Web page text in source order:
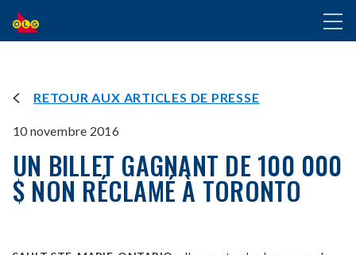
ALLER
AU
CONTENU
RETOUR AUX ARTICLES DE PRESSE
10 novembre 2016
UN BILLET GAGNANT DE 100 000
$ NON RÉCLAMÉ À TORONTO